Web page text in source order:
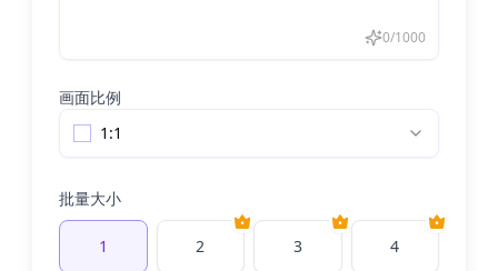
0/1000
画面比例
1:1
批量大小
1 2 3 4